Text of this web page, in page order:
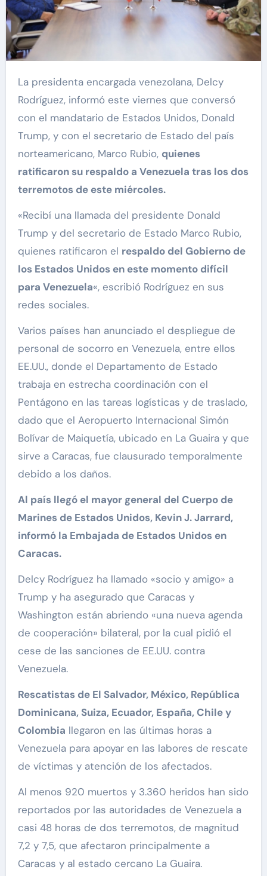
La presidenta encargada venezolana, Delcy
Rodríguez, informó este viernes que conversó
con el mandatario de Estados Unidos, Donald
Trump, y con el secretario de Estado del país
norteamericano, Marco Rubio, quienes
ratificaron su respaldo a Venezuela tras los dos
terremotos de este miércoles.
«Recibí una llamada del presidente Donald
Trump y del secretario de Estado Marco Rubio,
quienes ratificaron el respaldo del Gobierno de
los Estados Unidos en este momento difícil
para Venezuela«, escribió Rodríguez en sus
redes sociales.
Varios países han anunciado el despliegue de
personal de socorro en Venezuela, entre ellos
EE.UU., donde el Departamento de Estado
trabaja en estrecha coordinación con el
Pentágono en las tareas logísticas y de traslado,
dado que el Aeropuerto Internacional Simón
Bolívar de Maiquetía, ubicado en La Guaira y que
sirve a Caracas, fue clausurado temporalmente
debido a los daños.
Al país llegó el mayor general del Cuerpo de
Marines de Estados Unidos, Kevin J. Jarrard,
informó la Embajada de Estados Unidos en
Caracas.
Delcy Rodríguez ha llamado «socio y amigo» a
Trump y ha asegurado que Caracas y
Washington están abriendo «una nueva agenda
de cooperación» bilateral, por la cual pidió el
cese de las sanciones de EE.UU. contra
Venezuela.
Rescatistas de El Salvador, México, República
Dominicana, Suiza, Ecuador, España, Chile y
Colombia llegaron en las últimas horas a
Venezuela para apoyar en las labores de rescate
de víctimas y atención de los afectados.
Al menos 920 muertos y 3.360 heridos han sido
reportados por las autoridades de Venezuela a
casi 48 horas de dos terremotos, de magnitud
7,2 y 7,5, que afectaron principalmente a
Caracas y al estado cercano La Guaira.